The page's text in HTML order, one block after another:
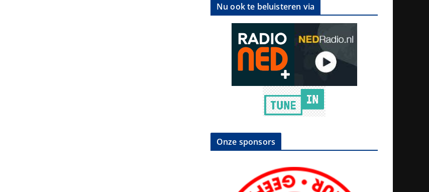
Nu ook te beluisteren via
Onze sponsors